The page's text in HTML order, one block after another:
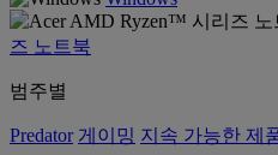
즈 노트북
범주별
Predator 게이밍 지속 가능한 제